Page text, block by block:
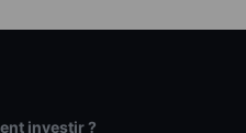
investir ?